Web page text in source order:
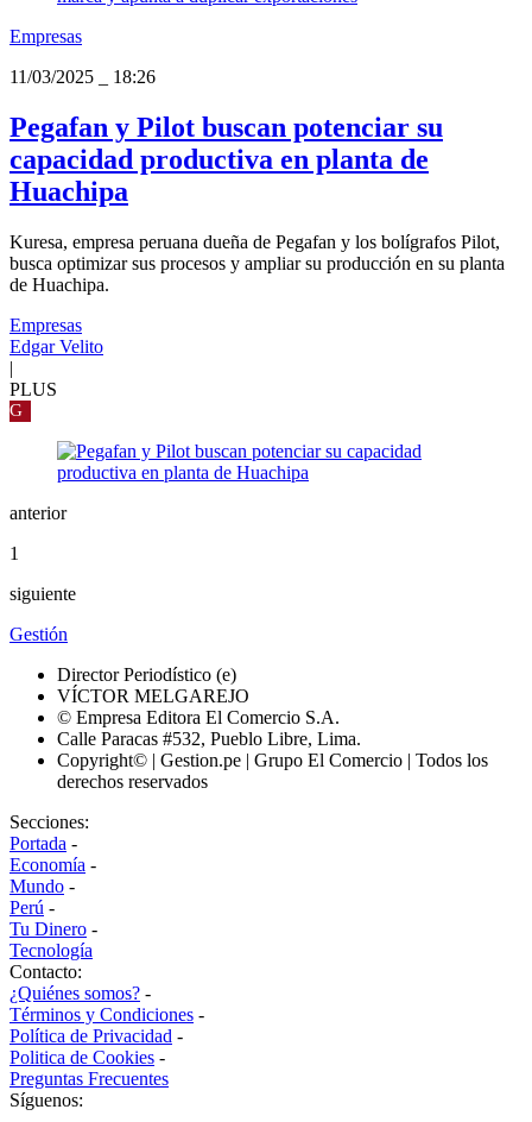
Empresas
11/03/2025
18:26
Pegafan y Pilot buscan potenciar su
capacidad productiva en planta de
Huachipa
Kuresa, empresa peruana dueña de Pegafan y los bolígrafos Pilot,
busca optimizar sus procesos y ampliar su producción en su planta
de Huachipa.
Empresas
Edgar Velito
|
PLUS
G
anterior
1
siguiente
Gestión
Director Periodístico (e)
VÍCTOR MELGAREJO
© Empresa Editora El Comercio S.A.
Calle Paracas #532, Pueblo Libre, Lima.
Copyright© | Gestion.pe | Grupo El Comercio | Todos los
derechos reservados
Secciones:
Portada -
Economía -
Mundo -
Perú -
Tu Dinero -
Tecnología
Contacto:
¿Quiénes somos? -
Términos y Condiciones -
Política de Privacidad -
Politica de Cookies -
Preguntas Frecuentes
Síguenos: